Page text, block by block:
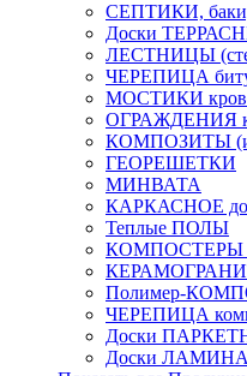
СЕПТИКИ,
Доски
ЛЕСТНИЦЫ
ЧЕРЕПИЦА
МОСТИКИ
ОГРАЖДЕНИЯ
КОМПОЗИТЫ
ГЕОРЕШЕТКИ
МИНВАТА
КАРКАСНОЕ
Теплые ПОЛЫ
КОМПОСТЕРЫ
Полимер-
ЧЕРЕПИЦА
Доски
Доски